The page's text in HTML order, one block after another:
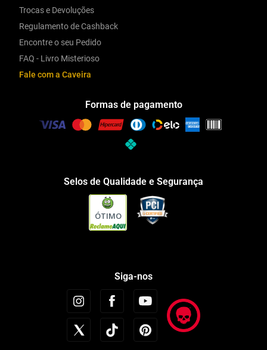
Trocas e Devoluções
Regulamento de Cashback
Encontre o seu Pedido
FAQ - Livro Misterioso
Fale com a Caveira
Formas de pagamento
Selos de Qualidade e Segurança
ÓTIMO
Siga-nos